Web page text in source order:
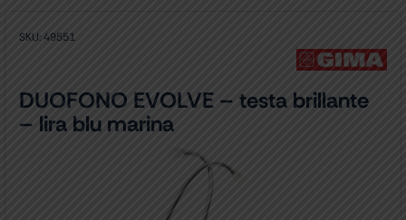
SKU:49551
DUOFONO EVOLVE – testa brillante
– lira blu marina